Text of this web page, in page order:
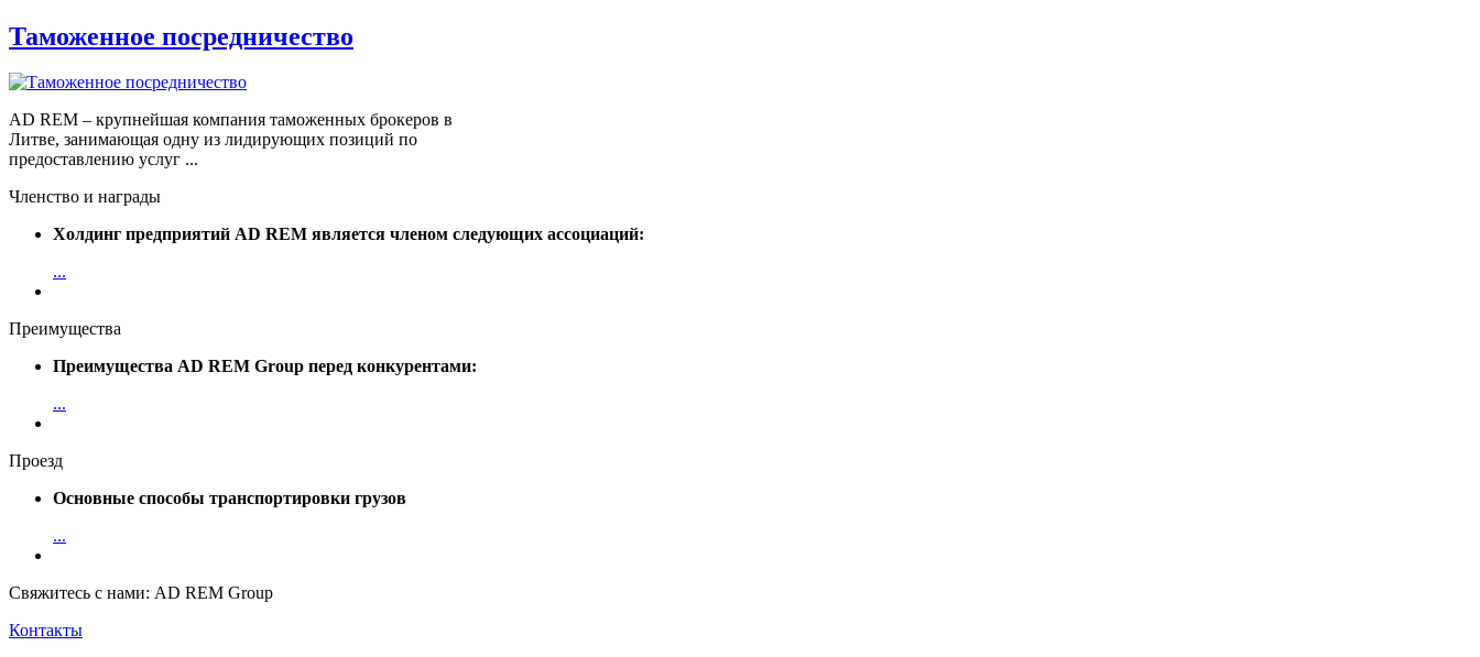
Таможенное посредничество
AD REM – крупнейшая компания таможенных брокеров в
Литве, занимающая одну из лидирующих позиций по
предоставлению услуг ...
Членство и награды
Холдинг предприятий AD REM является членом следующих ассоциаций:
...
Преимущества
Преимущества AD REM Group перед конкурентами:
...
Проезд
Основные способы транспортировки грузов
...
Свяжитесь с нами: AD REM Group
Контакты